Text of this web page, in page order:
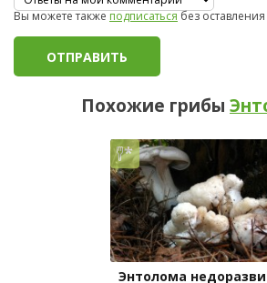
Вы можете также подписаться без
Похожие грибы
Энтолома